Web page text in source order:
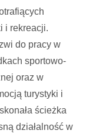
i rekreacji.
do pracy w
sportowo-
oraz w
turystyki i
ścieżka
działalność w